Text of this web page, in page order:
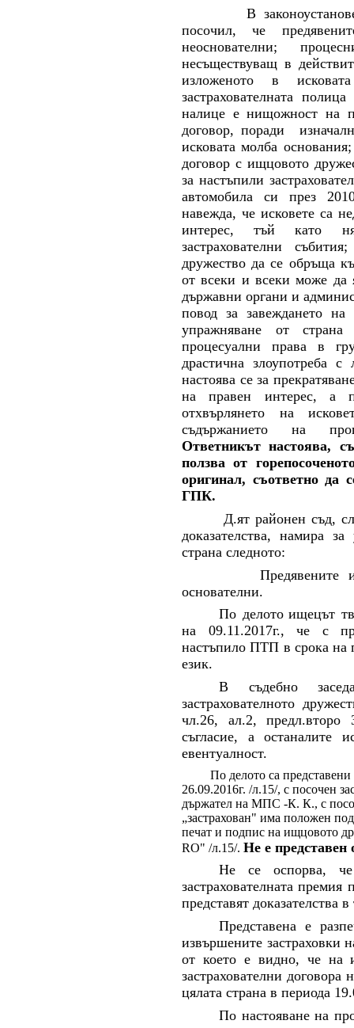
В
посочил, че
неоснователни;
несъществуващ в
изложеното в
застрахователната
налице е нищожност на
договор, поради
исковата молба
договор с ищцовото
за настъпили
автомобила си през
навежда, че исковете са
интерес, тъй като
застрахователни
дружество да се обръща
от всеки и всеки може да
държавни органи и
повод за завеждането на
упражняване от
процесуални права в
драстична злоупотреба
настоява се за
на правен интерес, а
отхвърлянето на
съдържанието на
Ответникът настоява,
ползва от
оригинал, съответно да
ГПК.
Д.ят районен съд,
доказателства, намира
страна следното:
Предявените
основателни.
По делото ищецът
на 09.11.2017г., че с
настъпило ПТП в срока на
език.
В съдебно
застрахователното
чл.26, ал.2,
съгласие, а останалите
евентуалност.
По делото са представени
26.09.2016г. /л.15/, с посочен
държател на МПС -К. К., с
„застрахован" има положен
печат и подпис на ищцовото
RO" /л.15/. Не е представен
Не се оспорва,
застрахователната
представят доказателства
Представена е
извършените застраховки
от което е видно, че на
застрахователни
цялата страна в периода
По настояване на